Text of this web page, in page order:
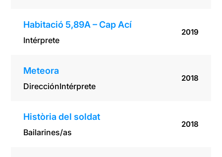
Habitació 5,89A – Cap Ací
Intérprete
2019
Meteora
DirecciónIntérprete
2018
Història del soldat
Bailarines/as
2018